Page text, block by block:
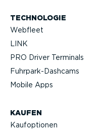
TECHNOLOGIE
Webfleet
LINK
PRO Driver Terminals
Fuhrpar­k-Da­shcams
Mobile Apps
KAUFEN
Kaufop­tionen